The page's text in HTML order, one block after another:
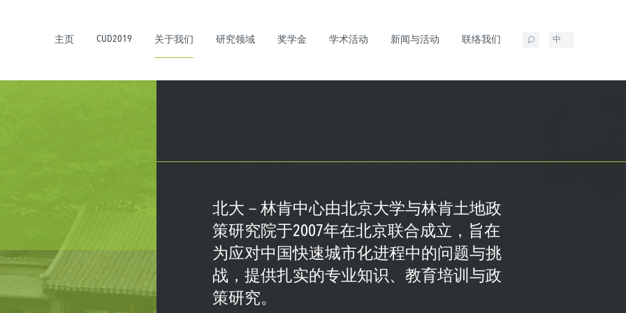
主页 CUD2019 关于我们 研究领域 奖学金 学术活动 新闻与活动 联络我们 中
北大－林肯中心由北京大学与林肯土地政
策研究院于2007年在北京联合成立，旨在
为应对中国快速城市化进程中的问题与挑
战，提供扎实的专业知识、教育培训与政
策研究。